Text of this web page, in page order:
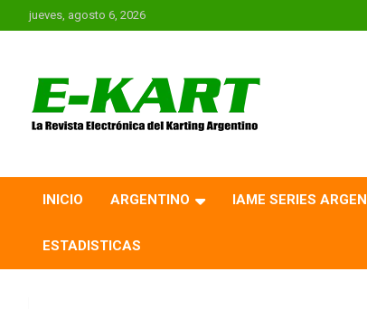
Saltar
al
jueves, agosto 6, 2026
Revista Electrónica
Karting en Argentina
INICIO ARGENTINO IAME SERIES
ESTADISTICAS